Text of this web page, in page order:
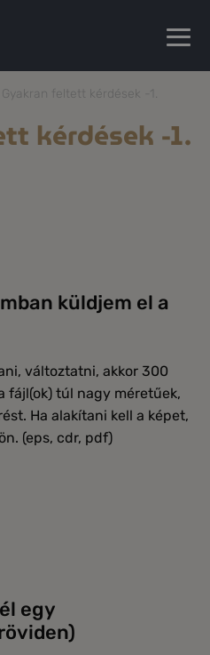
Gyakran feltett kérdések -1.
kérdések -1.
küldjem el a
változtatni, akkor 300
fájl(ok) túl nagy méretűek,
Ha alakítani kell a képet,
(eps, cdr, pdf)
egy